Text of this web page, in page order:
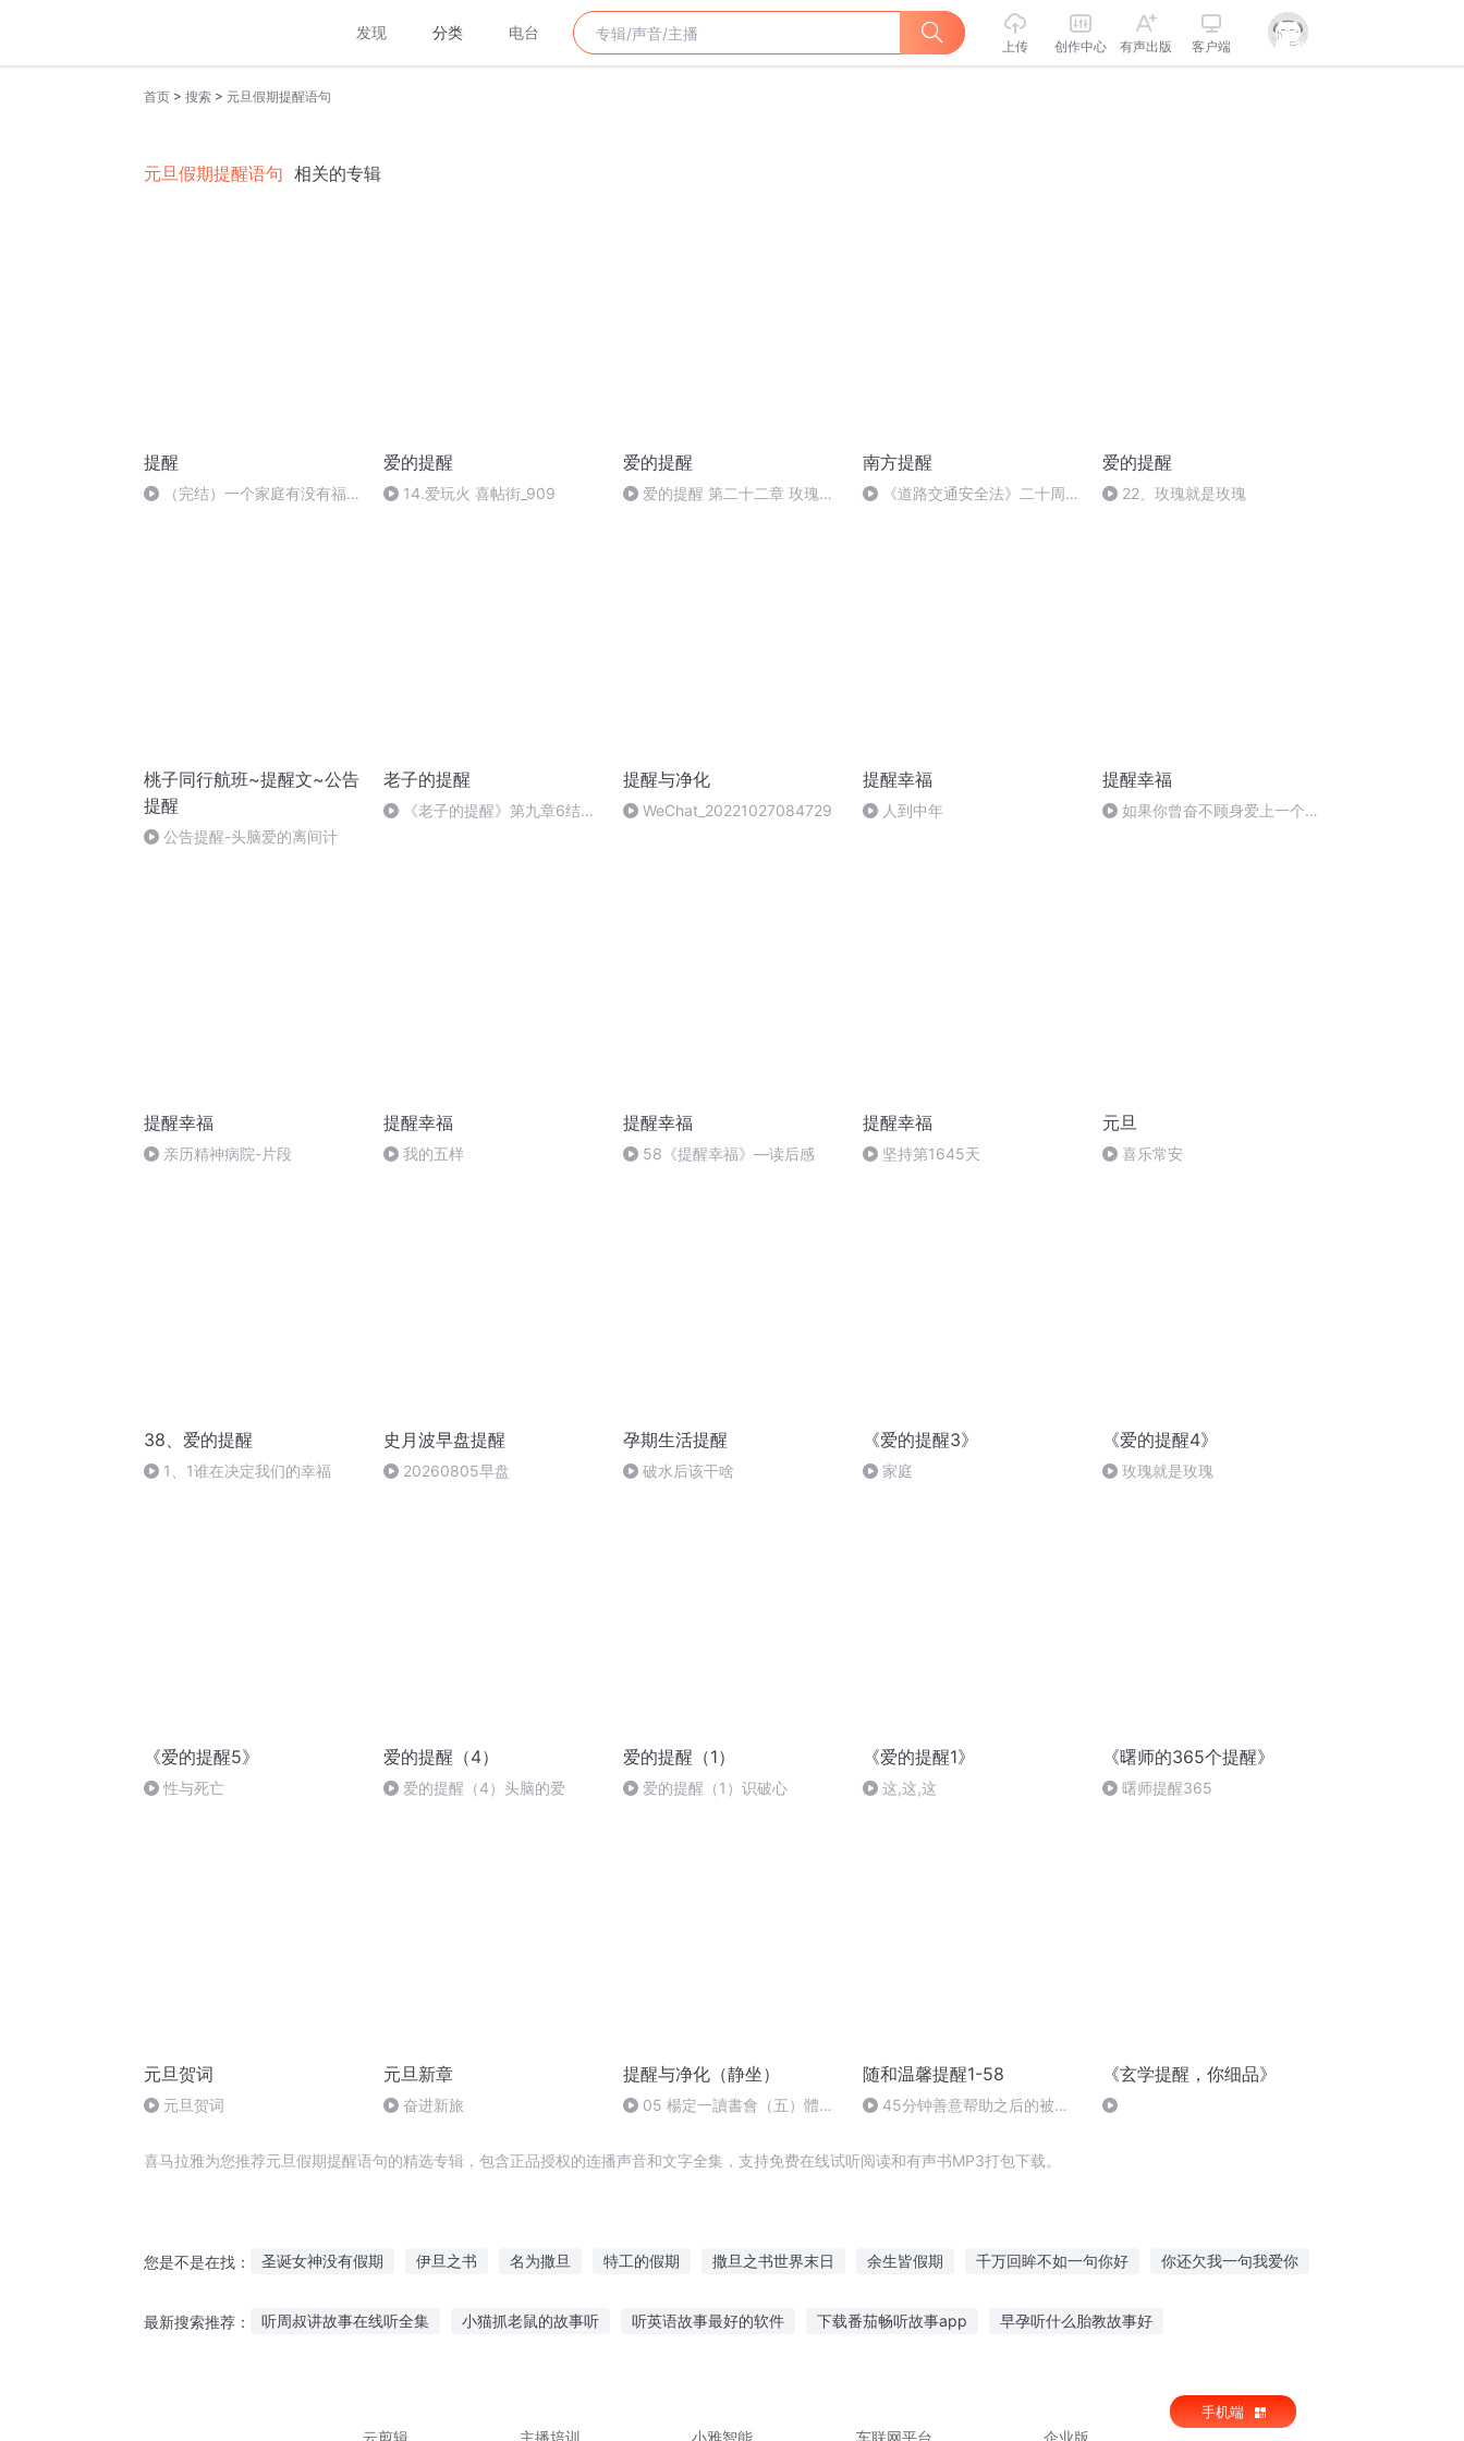
发现 分类 电台
上传 创作中心 有声出版 客户端
首页 > 搜索 > 元旦假期提醒语句
元旦假期提醒语句 相关的专辑
提醒
（完结）一个家庭有没有福
爱的提醒
14.爱玩火 喜帖街_909
爱的提醒
爱的提醒 第二十二章 玫瑰就
南方提醒
《道路交通安全法》二十周年
爱的提醒
22、玫瑰就是玫瑰
桃子同行航班~提醒文~公告
提醒
公告提醒-头脑爱的离间计
老子的提醒
《老子的提醒》第九章6结缘
提醒与净化
WeChat_20221027084729
提醒幸福
人到中年
提醒幸福
如果你曾奋不顾身爱上一个人
提醒幸福
亲历精神病院-片段
提醒幸福
我的五样
提醒幸福
58《提醒幸福》—读后感
提醒幸福
坚持第1645天
元旦
喜乐常安
38、爱的提醒
1、1谁在决定我们的幸福
史月波早盘提醒
20260805早盘
孕期生活提醒
破水后该干啥
《爱的提醒3》
家庭
《爱的提醒4》
玫瑰就是玫瑰
《爱的提醒5》
性与死亡
爱的提醒（4）
爱的提醒（4）头脑的爱
爱的提醒（1）
爱的提醒（1）识破心
《爱的提醒1》
这,这,这
《曙师的365个提醒》
曙师提醒365
元旦贺词
元旦贺词
元旦新章
奋进新旅
提醒与净化（静坐）
05 楊定一讀書會（五）體會
随和温馨提醒1-58
45分钟善意帮助之后的被误
《玄学提醒，你细品》
喜马拉雅为您推荐元旦假期提醒语句的精选专辑，包含正品授权的连播声音和文字全集，支持免费在线试听阅读和有声书MP3打包下载。
您是不是在找： 圣诞女神没有假期 伊旦之书 名为撒旦 特工的假期 撒旦之书世界末日 余生皆假期 千万回眸不如一句你好 你还欠我一句我爱你
最新搜索推荐： 听周叔讲故事在线听全集 小猫抓老鼠的故事听 听英语故事最好的软件 下载番茄畅听故事app 早孕听什么胎教故事好
云剪辑
主播培训 小雅智能 车联网平台 企业版
手机端